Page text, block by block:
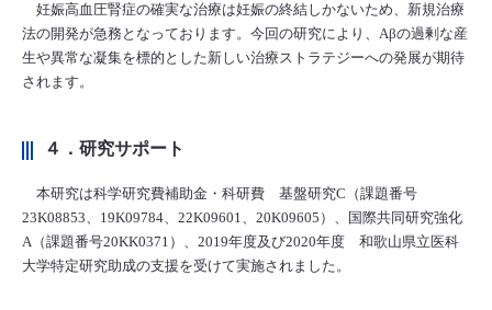
妊娠高血圧腎症の確実な治療は妊娠の終結しかないため、新規治療
法の開発が急務となっております。今回の研究により、Aβの過剰な産
生や異常な凝集を標的とした新しい治療ストラテジーへの発展が期待
されます。
４．研究サポート
本研究は科学研究費補助金・科研費 基盤研究C（課題番号
23K08853、19K09784、22K09601、20K09605）、国際共同研究強化
A（課題番号20KK0371）、2019年度及び2020年度 和歌山県立医科
大学特定研究助成の支援を受けて実施されました。